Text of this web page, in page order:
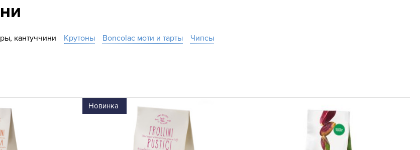
кантуччини Крутоны Boncolac моти и тарты
Чипсы
Новинка